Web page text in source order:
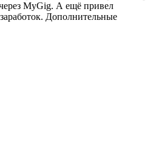
MyGig. А ещё привел
Дополнительные